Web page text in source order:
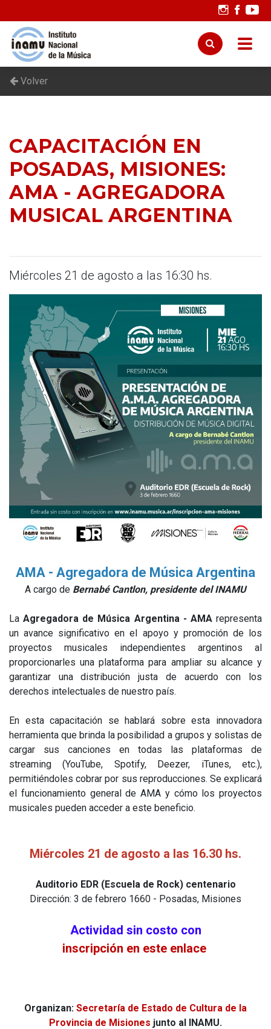
Volver
CAPACITACIÓN EN
POSADAS, MISIONES:
AMA - AGREGADORA
MUSICAL ARGENTINA
Miércoles 21 de agosto a las 16:30 hs.
AMA - Agregadora de Música Argentina
A cargo de Bernabé Cantlon, presidente del INAMU
LaAgregadora de Música Argentina - AMArepresenta
un avance significativo en el apoyo y promoción de los
proyectos musicales independientes argentinos al
proporcionarles una plataforma para ampliar su alcance y
garantizar una distribución justa de acuerdo con los
derechos intelectuales de nuestro país.
En esta capacitación se hablará sobre esta innovadora
herramienta que brinda la posibilidad a grupos y solistas de
cargar sus canciones en todas las plataformas de
streaming (YouTube, Spotify, Deezer, iTunes, etc.),
permitiéndoles cobrar por sus reproducciones. Se explicará
el funcionamiento general de AMA y cómo los proyectos
musicales pueden acceder a este beneficio.
Miércoles 21 de agosto a las 16.30 hs.
Auditorio EDR (Escuela de Rock) centenario
Dirección: 3 de febrero 1660 - Posadas, Misiones
Actividad sin costo con
inscripción en este enlace
Organizan: Secretaría de Estado de Cultura de la
Provincia de Misiones junto al INAMU.